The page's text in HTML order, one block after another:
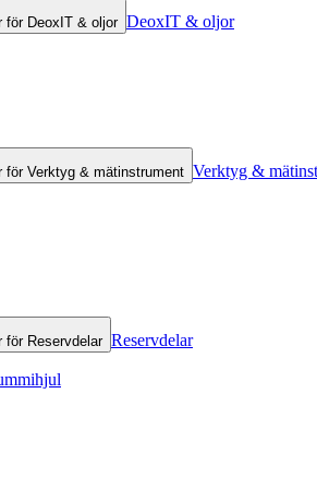
för DeoxIT & oljor DeoxIT & oljor
för Verktyg & mätinstrument Verktyg &
för Reservdelar Reservdelar